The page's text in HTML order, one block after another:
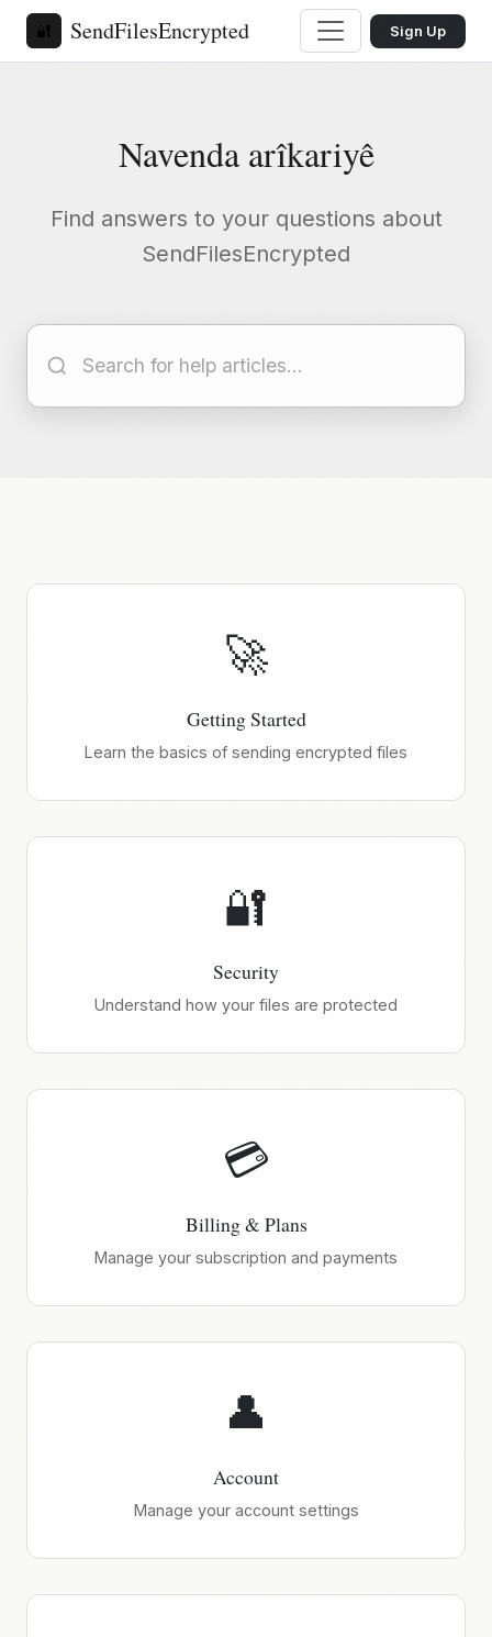
🔐 SendFilesEncrypted Sign Up
Navenda arîkariyê
Find answers to your questions about
SendFilesEncrypted
🚀
Getting Started
Learn the basics of sending encrypted files
🔐
Security
Understand how your files are protected
💳
Billing & Plans
Manage your subscription and payments
👤
Account
Manage your account settings